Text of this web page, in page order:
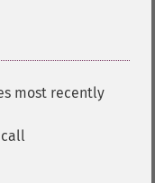
most recently